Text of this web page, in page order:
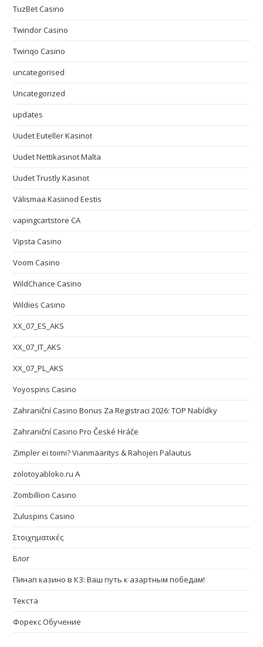
TuzBet Casino
Twindor Casino
Twinqo Casino
uncategorised
Uncategorized
updates
Uudet Euteller Kasinot
Uudet Nettikasinot Malta
Uudet Trustly Kasinot
Välismaa Kasiinod Eestis
vapingcartstore CA
Vipsta Casino
Voom Casino
WildChance Casino
Wildies Casino
XX_07_ES_AKS
XX_07_IT_AKS
XX_07_PL_AKS
Yoyospins Casino
Zahraniční Casino Bonus Za Registraci 2026: TOP Nabídky
Zahraniční Casino Pro České Hráče
Zimpler ei toimi? Vianmääritys & Rahojen Palautus
zolotoyabloko.ru A
Zombillion Casino
Zuluspins Casino
Στοιχηματικές
Блог
Пинап казино в КЗ: Ваш путь к азартным победам!
Текста
Форекс Обучение